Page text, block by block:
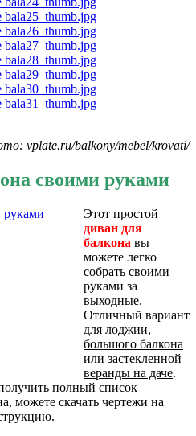
vplate.ru/balkony/mebel/krovati/
своими руками
Этот простой
диван для
балкона вы
можете легко
собрать своими
руками за
выходные.
Отличный вариант
для лоджии,
большого балкона
или застекленной
веранды на даче.
полный список
можете скачать чертежи на